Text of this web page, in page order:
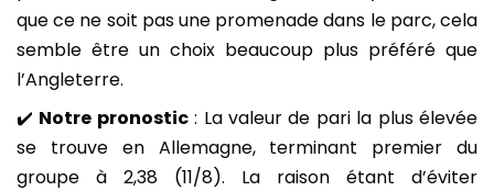
que ce ne soit pas une promenade dans le parc, cela
semble être un choix beaucoup plus préféré que
l’Angleterre.
✔️ Notre pronostic: La valeur de pari la plus élevée
se trouve en Allemagne, terminant premier du
groupe à 2,38 (11/8). La raison étant d’éviter